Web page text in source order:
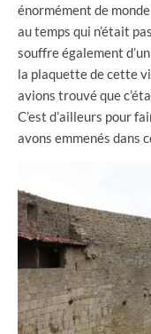
énormément de
au temps qui n’était
souffre également
la plaquette de cette
avions trouvé que
C’est d’ailleurs pour
avons emmenés dans